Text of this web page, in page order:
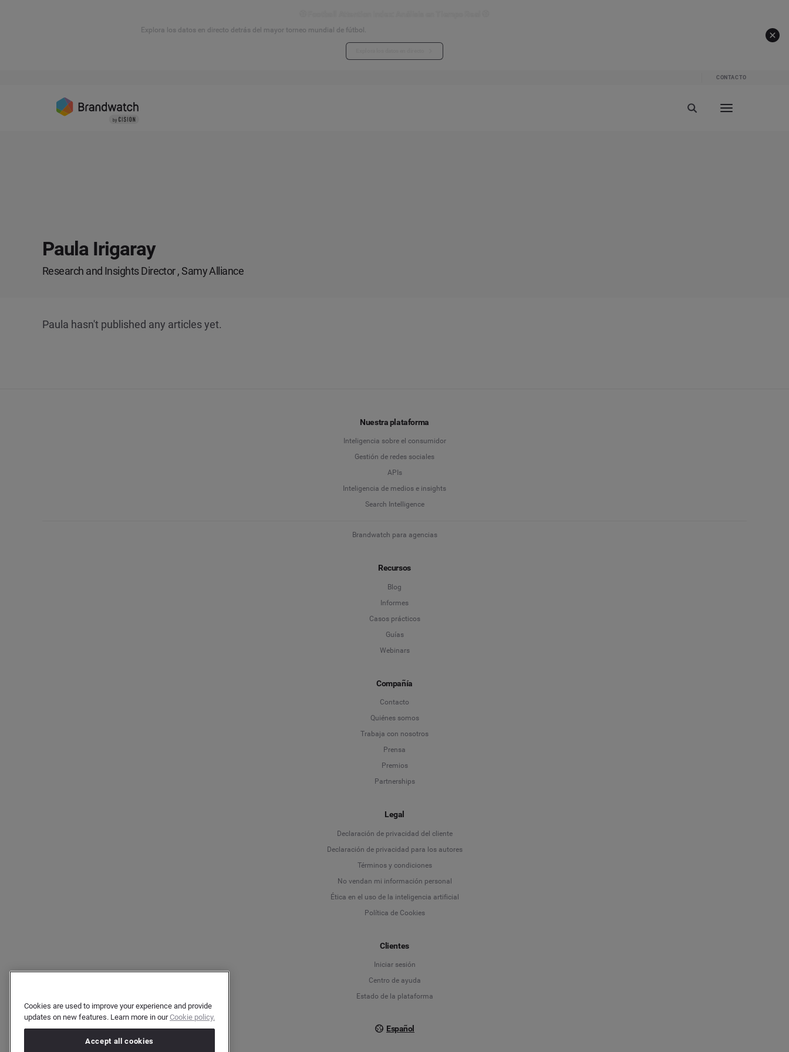
Explora los datos en directo detrás del mayor torneo mundial de fútbol.
CONTACTO
Paula Irigaray
Research and Insights Director , Samy Alliance
Paula hasn't published any articles yet.
Nuestra plataforma
Inteligencia sobre el consumidor
Gestión de redes sociales
APIs
Inteligencia de medios e insights
Search Intelligence
Brandwatch para agencias
Recursos
Blog
Informes
Casos prácticos
Guías
Webinars
Compañía
Contacto
Quiénes somos
Trabaja con nosotros
Prensa
Premios
Partnerships
Legal
Declaración de privacidad del cliente
Declaración de privacidad para los autores
Términos y condiciones
No vendan mi información personal
Ética en el uso de la inteligencia artificial
Política de Cookies
Clientes
Iniciar sesión
Centro de ayuda
Estado de la plataforma
Español
Language
Deutsch
Cookies are used to improve your experience and provide
updates on new features. Learn more in ourCookie policy.
Accept all cookies